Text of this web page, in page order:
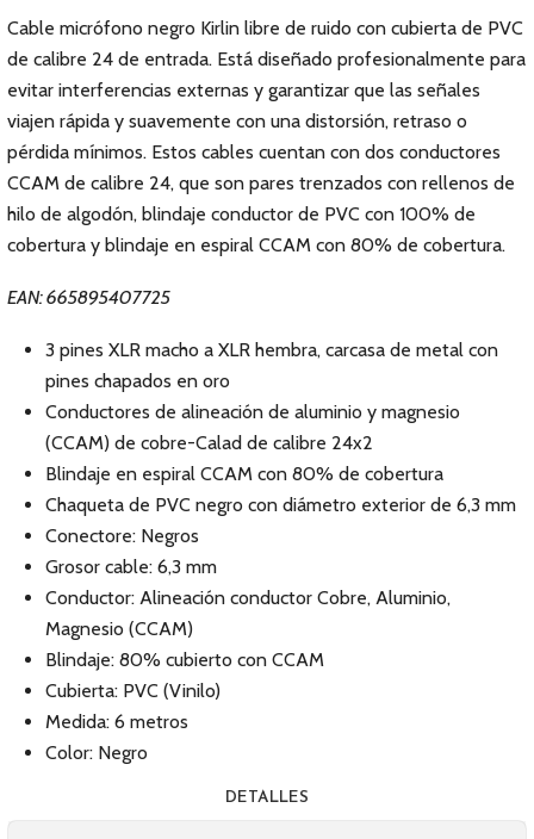
Cable micrófono negro Kirlin libre de ruido con cubierta de PVC
de calibre 24 de entrada. Está diseñado profesionalmente para
evitar interferencias externas y garantizar que las señales
viajen rápida y suavemente con una distorsión, retraso o
pérdida mínimos. Estos cables cuentan con dos conductores
CCAM de calibre 24, que son pares trenzados con rellenos de
hilo de algodón, blindaje conductor de PVC con 100% de
cobertura y blindaje en espiral CCAM con 80% de cobertura.
EAN: 665895407725
3 pines XLR macho a XLR hembra, carcasa de metal con
pines chapados en oro
Conductores de alineación de aluminio y magnesio
(CCAM) de cobre-Calad de calibre 24x2
Blindaje en espiral CCAM con 80% de cobertura
Chaqueta de PVC negro con diámetro exterior de 6,3 mm
Conectore: Negros
Grosor cable: 6,3 mm
Conductor: Alineación conductor Cobre, Aluminio,
Magnesio (CCAM)
Blindaje: 80% cubierto con CCAM
Cubierta: PVC (Vinilo)
Medida: 6 metros
Color: Negro
DETALLES